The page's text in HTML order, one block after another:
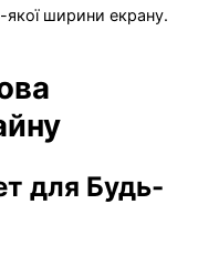
ширини екрану.
для Будь-